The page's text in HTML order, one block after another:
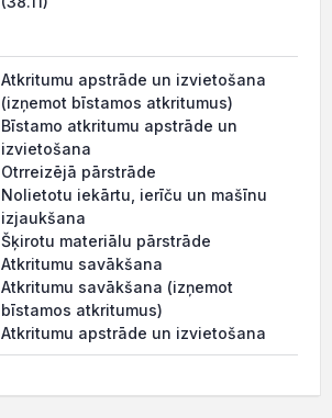
Atkritumu apstrāde un izvietošana
(izņemot bīstamos atkritumus)
Bīstamo atkritumu apstrāde un
izvietošana
Otrreizējā pārstrāde
Nolietotu iekārtu, ierīču un mašīnu
izjaukšana
Šķirotu materiālu pārstrāde
Atkritumu savākšana
Atkritumu savākšana (izņemot
bīstamos atkritumus)
Atkritumu apstrāde un izvietošana